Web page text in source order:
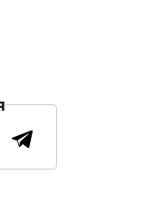
как товары
как
это видит сам
импортных товаров